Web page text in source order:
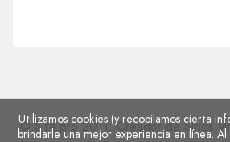
© Site.pro 2011. Creador de Sitios
Utilizamos cookies (y recopilamos cierta
brindarle una mejor experiencia en línea.